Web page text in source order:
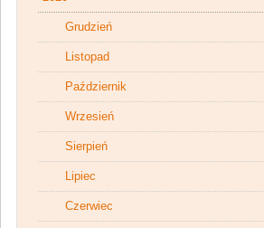
Grudzień
Listopad
Październik
Wrzesień
Sierpień
Lipiec
Czerwiec